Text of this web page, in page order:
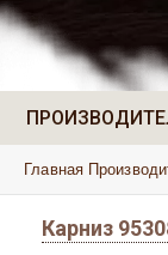
Главная
Карниз